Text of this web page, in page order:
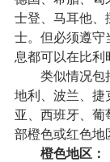
士登、马耳他
士。但必须遵
息都可以在比利
类似情况包
地利、波兰、
亚、西班牙、
部橙色或红色地
橙色地区：